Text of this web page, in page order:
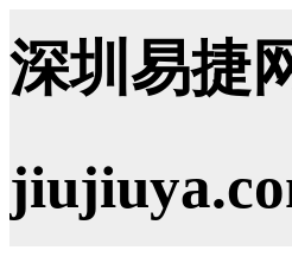
深圳易捷